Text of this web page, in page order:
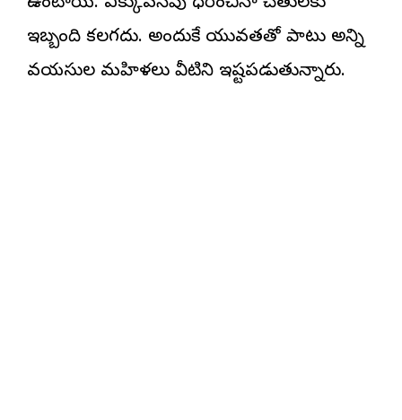
ఇబ్బంది కలగదు. అందుకే యువతతో పాటు అన్ని
వయసుల మహిళలు వీటిని ఇష్టపడుతున్నారు.